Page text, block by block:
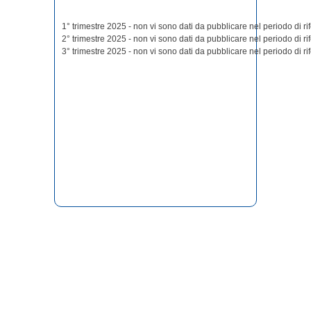
1° trimestre 2025 - non vi sono dati da pubblicare nel periodo di
2° trimestre 2025 - non vi sono dati da pubblicare nel periodo di
3° trimestre 2025 - non vi sono dati da pubblicare nel periodo di